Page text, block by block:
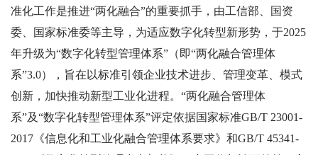
准化工作是推进“两化融合”的重要抓手，由工信部、国资
委、国家标准委等主导，为适应数字化转型新形势，于2025
年升级为“数字化转型管理体系”（即“两化融合管理体
系”3.0），旨在以标准引领企业技术进步、管理变革、模式
创新，加快推动新型工业化进程。“两化融合管理体
系”及“数字化转型管理体系”评定依据国家标准GB/T 23001-
2017《信息化和工业化融合管理体系要求》和GB/T 45341-